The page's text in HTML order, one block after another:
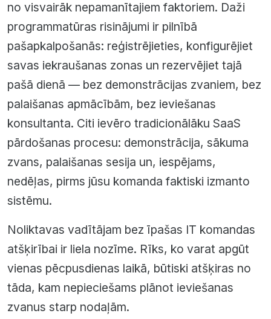
no visvairāk nepamanītajiem faktoriem. Daži
programmatūras risinājumi ir pilnībā
pašapkalpošanās: reģistrējieties, konfigurējiet
savas iekraušanas zonas un rezervējiet tajā
pašā dienā — bez demonstrācijas zvaniem, bez
palaišanas apmācībām, bez ieviešanas
konsultanta. Citi ievēro tradicionālāku SaaS
pārdošanas procesu: demonstrācija, sākuma
zvans, palaišanas sesija un, iespējams,
nedēļas, pirms jūsu komanda faktiski izmanto
sistēmu.
Noliktavas vadītājam bez īpašas IT komandas
atšķirībai ir liela nozīme. Rīks, ko varat apgūt
vienas pēcpusdienas laikā, būtiski atšķiras no
tāda, kam nepieciešams plānot ieviešanas
zvanus starp nodaļām.